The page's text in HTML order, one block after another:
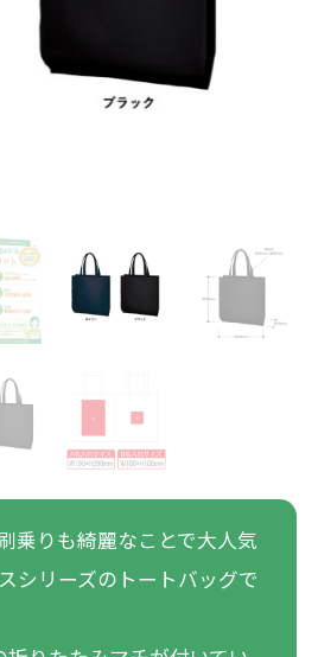
乗りも綺麗なことで大人気
シリーズのトートバッグで